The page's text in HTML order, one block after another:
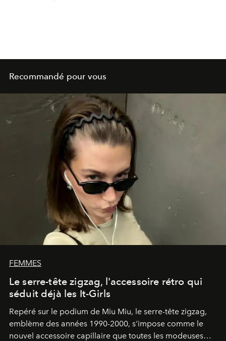
Recommandé pour vous
FEMMES
Le serre-tête zigzag, l'accessoire rétro qui
séduit déjà les It-Girls
Repéré sur le podium de Miu Miu, le serre-tête zigzag,
emblème des années 1990-2000, s'impose comme le
nouvel accessoire capillaire que toutes les modeuses